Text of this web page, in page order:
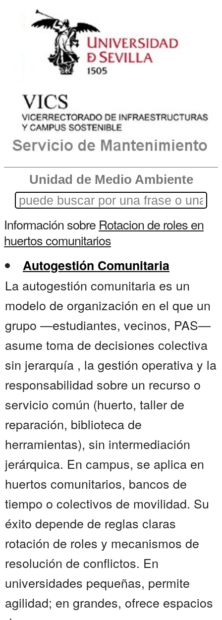
Unidad de Medio Ambiente
Información sobre Rotacion de roles en
huertos comunitarios
Autogestión Comunitaria
La autogestión comunitaria es un
modelo de organización en el que un
grupo —estudiantes, vecinos, PAS—
asume toma de decisiones colectiva
sin jerarquía , la gestión operativa y la
responsabilidad sobre un recurso o
servicio común (huerto, taller de
reparación, biblioteca de
herramientas), sin intermediación
jerárquica. En campus, se aplica en
huertos comunitarios, bancos de
tiempo o colectivos de movilidad. Su
éxito depende de reglas claras
rotación de roles y mecanismos de
resolución de conflictos. En
universidades pequeñas, permite
agilidad; en grandes, ofrece espacios